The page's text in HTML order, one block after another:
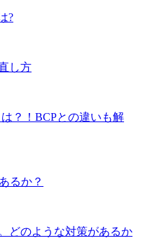
?
し方
？！BCPとの違いも解
るか？
どのような対策があるか